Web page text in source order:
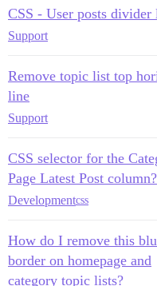
CSS - User posts divider
Support
Remove topic list top
line
Support
CSS selector for the
Page Latest Post column?
Developmentcss
How do I remove this
border on homepage and
category topic lists?